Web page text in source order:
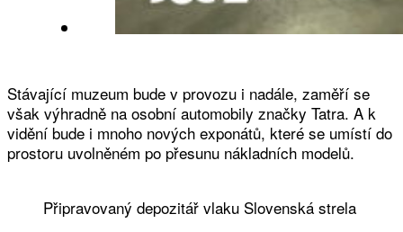
Stávající muzeum bude v provozu i nadále, zaměří se
však výhradně na osobní automobily značky Tatra. A k
vidění bude i mnoho nových exponátů, které se umístí do
prostoru uvolněném po přesunu nákladních modelů.
Připravovaný depozitář vlaku Slovenská strela